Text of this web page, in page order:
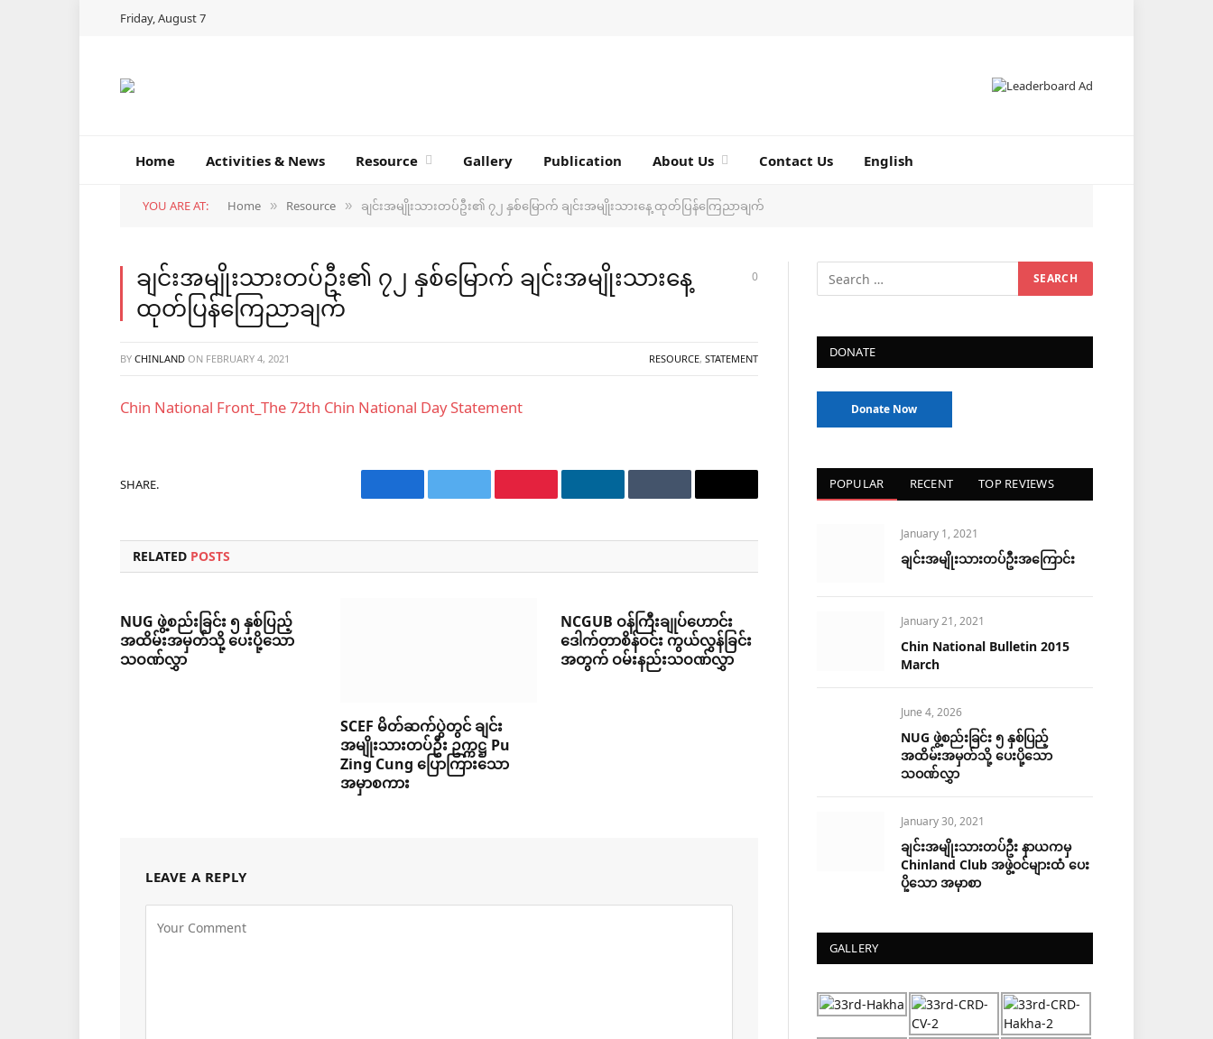
Friday, August 7
Home Activities & News Resource Gallery Publication About Us Contact Us English
YOU ARE AT: Home » Resource » ချင်းအမျိုးသားတပ်ဦး၏ ၇၂ နှစ်မြောက် ချင်းအမျိုးသားနေ့ ထုတ်ပြန်ကြေညာချက်
ချင်းအမျိုးသားတပ်ဦး၏ ၇၂ နှစ်မြောက် ချင်းအမျိုးသားနေ့
ထုတ်ပြန်ကြေညာချက်
0
BY CHINLAND ON FEBRUARY 4, 2021 RESOURCE, STATEMENT
Chin National Front_The 72th Chin National Day Statement
SHARE.
FacebookTwitter PinterestLinkedInTumblr Email
RELATED POSTS
NUG ဖွဲ့စည်းခြင်း ၅ နှစ်ပြည့်
အထိမ်းအမှတ်သို့ ပေးပို့သော
သဝဏ်လွှာ
SCEF မိတ်ဆက်ပွဲတွင် ချင်း
အမျိုးသားတပ်ဦး ဥက္ကဋ္ဌ Pu
Zing Cung ပြောကြားသော
အမှာစကား
NCGUB ဝန်ကြီးချုပ်ဟောင်း
ဒေါက်တာစိန်ဝင်း ကွယ်လွန်ခြင်း
အတွက် ဝမ်းနည်းသဝဏ်လွှာ
LEAVE A REPLY
DONATE
Donate Now
POPULAR RECENT TOP REVIEWS
January 1, 2021
ချင်းအမျိုးသားတပ်ဦးအကြောင်း
January 21, 2021
Chin National Bulletin 2015
March
June 4, 2026
NUG ဖွဲ့စည်းခြင်း ၅ နှစ်ပြည့်
အထိမ်းအမှတ်သို့ ပေးပို့သော
သဝဏ်လွှာ
January 30, 2021
ချင်းအမျိုးသားတပ်ဦး နာယကမှ
Chinland Club အဖွဲ့ဝင်များထံ ပေး
ပို့သော အမှာစာ
GALLERY